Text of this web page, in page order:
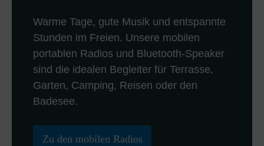
Warme Tage, gute Musik und entspannte
Stunden im Freien. Unsere mobilen
portablen Radios und Bluetooth-Speaker
sind die idealen Begleiter für Terrasse,
Garten, Camping, Reisen oder den
Badesee.
Zu den mobilen Radios